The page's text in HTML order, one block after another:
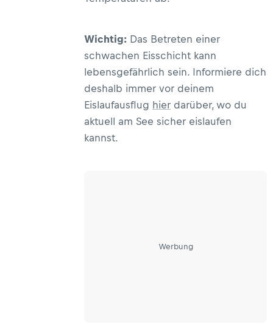
Wichtig: Das Betreten einer
schwachen Eisschicht kann
lebensgefährlich sein. Informiere dich
deshalb immer vor deinem
Eislaufausflug hier darüber, wo du
aktuell am See sicher eislaufen
kannst.
Werbung